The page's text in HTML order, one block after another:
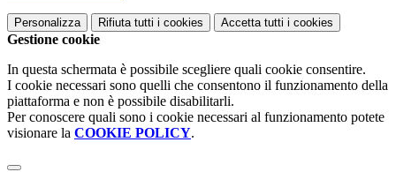
Personalizza Rifiuta tutti i cookies Accetta tutti i cookies
Gestione cookie
In questa schermata è possibile scegliere quali cookie consentire.
I cookie necessari sono quelli che consentono il funzionamento della
piattaforma e non è possibile disabilitarli.
Per conoscere quali sono i cookie necessari al funzionamento potete
visionare la COOKIE POLICY.